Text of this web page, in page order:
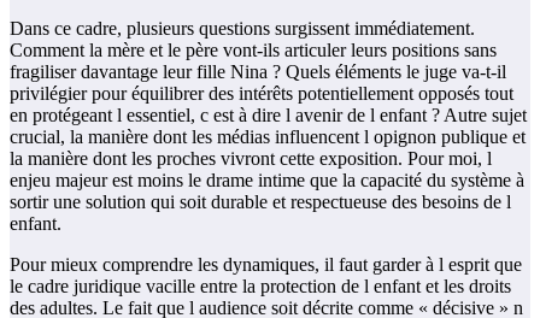
Dans ce cadre, plusieurs questions surgissent immédiatement.
Comment la mère et le père vont-ils articuler leurs positions sans
fragiliser davantage leur fille Nina ? Quels éléments le juge va-t-il
privilégier pour équilibrer des intérêts potentiellement opposés tout
en protégeant l essentiel, c est à dire l avenir de l enfant ? Autre sujet
crucial, la manière dont les médias influencent l opignon publique et
la manière dont les proches vivront cette exposition. Pour moi, l
enjeu majeur est moins le drame intime que la capacité du système à
sortir une solution qui soit durable et respectueuse des besoins de l
enfant.
Pour mieux comprendre les dynamiques, il faut garder à l esprit que
le cadre juridique vacille entre la protection de l enfant et les droits
des adultes. Le fait que l audience soit décrite comme « décisive » n